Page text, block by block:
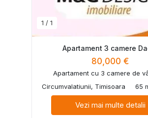
1 / 1
Apartament 3 camere
80,000 €
Apartament cu 3 camere de
Circumvalatiunii, Timisoara
65
Vezi mai multe detalii